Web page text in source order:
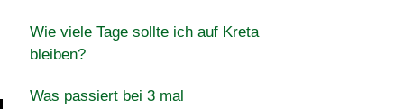
Wie viele Tage sollte ich auf Kreta
bleiben?
Was passiert bei 3 mal